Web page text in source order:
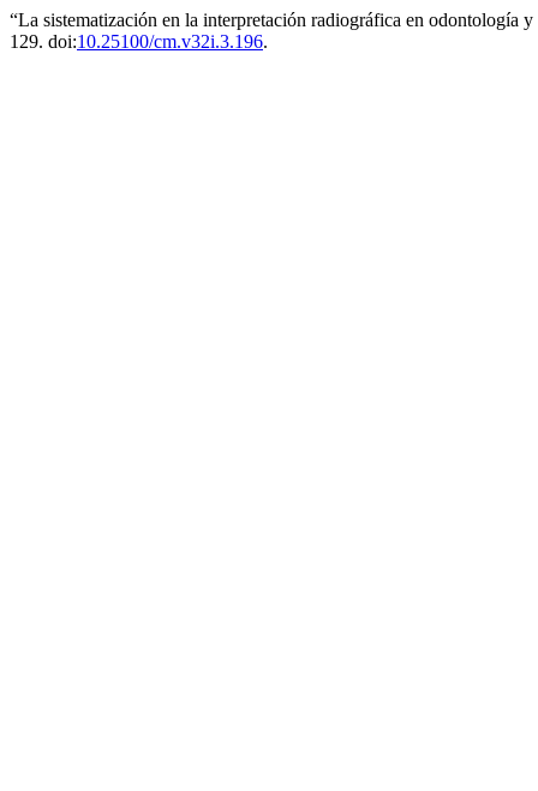
“La sistematización en la interpretación radiográfica en odontología
129. doi:10.25100/cm.v32i.3.196.